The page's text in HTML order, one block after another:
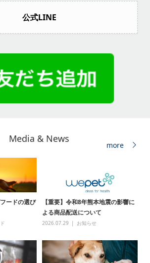
公式LINE
Media & News
more
ードの選び
【重要】令和8年熊本地震の影響に
よる商品配送について
2026.07.29 お知らせ